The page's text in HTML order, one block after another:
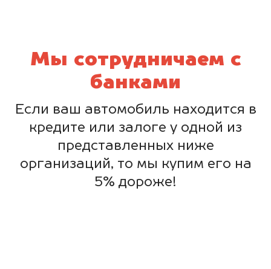
Мы сотрудничаем с
банками
Если ваш автомобиль находится в
кредите или залоге у одной из
представленных ниже
организаций, то мы купим его на
5% дороже!